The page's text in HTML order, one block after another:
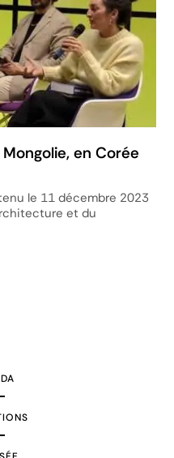
en Corée
le 11 décembre 2023
et du